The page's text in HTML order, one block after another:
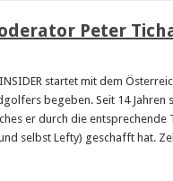
Peter
startet mit dem
begeben. Seit 14 Jahren
er durch die
selbst Lefty) geschafft hat.